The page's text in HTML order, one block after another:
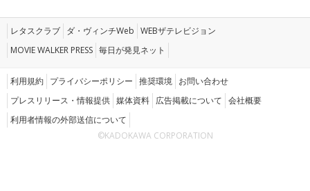
レタスクラブ ダ・ヴィンチWeb WEBザテレビジョン
MOVIE WALKER PRESS 毎日が発見ネット
利用規約 プライバシーポリシー 推奨環境 お問い合わせ
プレスリリース・情報提供 媒体資料 広告掲載について 会社概要
利用者情報の外部送信について
©KADOKAWA CORPORATION